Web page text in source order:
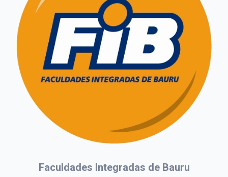
Faculdades Integradas de Bauru